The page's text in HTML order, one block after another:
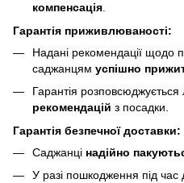
компенсація.
Гарантія приживлюваності:
Надані рекомендації щодо
саджанцям успішно
Гарантія
рекомендацій з посадки.
Гарантія безпечної доставки:
Саджанці надійно
У разі пошкодження під